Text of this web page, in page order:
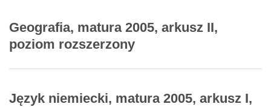
Geografia, matura 2005, arkusz II,
poziom rozszerzony
Język niemiecki, matura 2005, arkusz I,